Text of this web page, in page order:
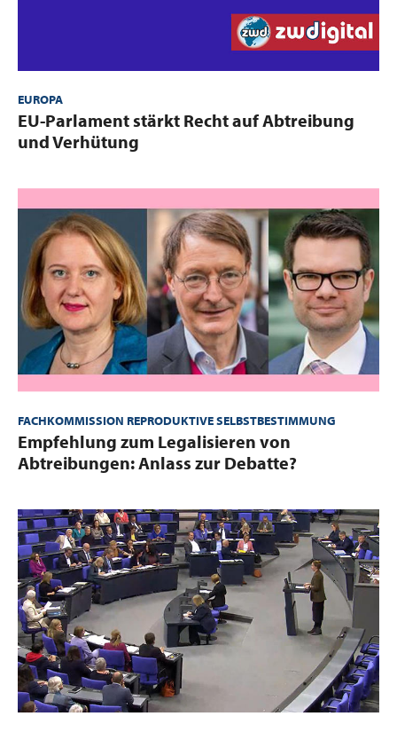
EUROPA
:EU-Parlament stärkt Recht auf Abtreibung
und Verhütung
FACHKOMMISSION REPRODUKTIVE SELBSTBESTIMMUNG
:Empfehlung zum Legalisieren von
Abtreibungen: Anlass zur Debatte?